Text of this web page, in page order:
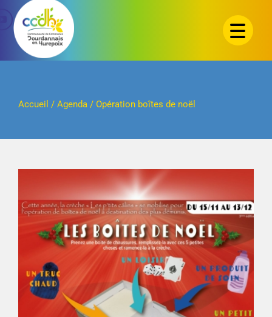
Passer
contenu
Accueil / Agenda/ Opération boîtes de noël